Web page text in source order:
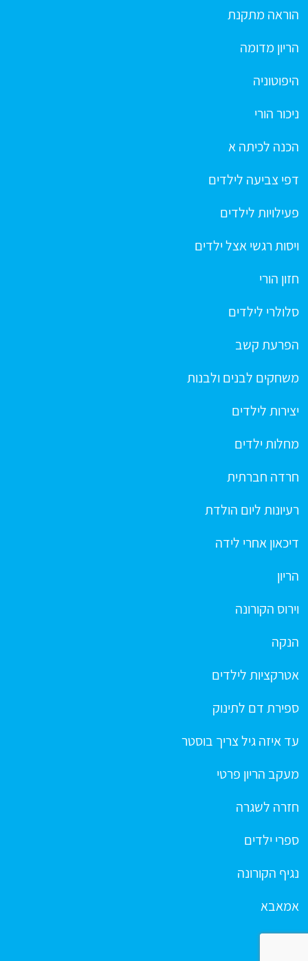
הוראה מתקנת
הריון מדומה
היפוטוניה
ניכור הורי
הכנה לכיתה א
דפי צביעה לילדים
פעילויות לילדים
ויסות רגשי אצל ילדים
חזון הורי
סלולרי לילדים
הפרעת קשב
משחקים לבנים ולבנות
יצירות לילדים
מחלות ילדים
חרדה חברתית
רעיונות ליום הולדת
דיכאון אחרי לידה
הריון
וירוס הקורונה
הנקה
אטרקציות לילדים
ספירת דם לתינוק
עד איזה גיל צריך בוסטר
מעקב הריון פרטי
חזרה לשגרה
ספרי ילדים
נגיף הקורונה
אמאבא